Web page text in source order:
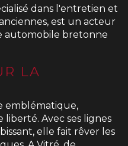
dans l'entretien et
est un acteur
automobile bretonne
LA
emblématique,
liberté. Avec ses lignes
elle fait rêver les